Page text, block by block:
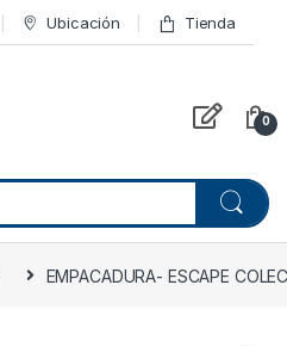
Ubicación Tienda
0
EMPACADURA- ESCAPE